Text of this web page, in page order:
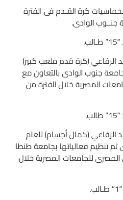
لخماسيات كرة القـدم فى الفترة
الرفاعي (كرة قدم ملعب كبير)
جنوب الوادى بالتعاون مع
المصرية خلال الفترة من
الرفاعي (كمال أجسام) للعام
2017/2018 والتى تم تنظيم فعالياتها بجامعة طنطا
المصرى للجامعات المصرية خلال